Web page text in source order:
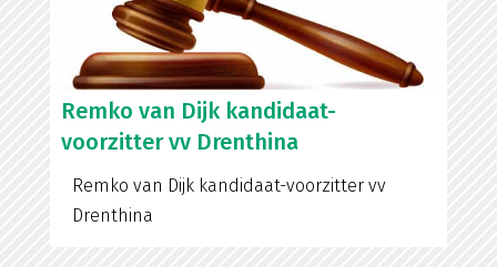
Remko van Dijk kandidaat-
voorzitter vv Drenthina
Remko van Dijk kandidaat-voorzitter vv
Drenthina